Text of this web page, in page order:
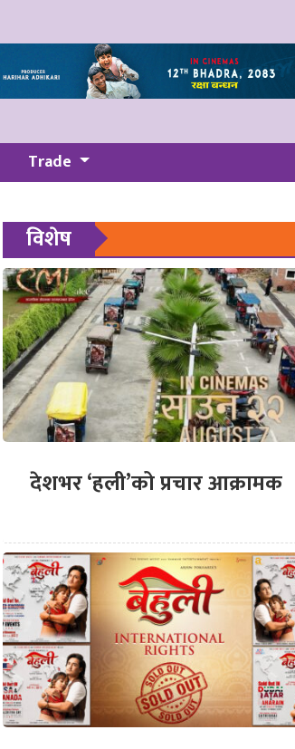
Trade
विशेष
देशभर ‘हली’को प्रचार आक्रामक